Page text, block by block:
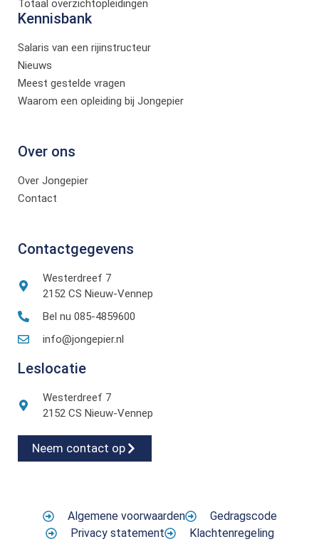
Totaal overzichtopleidingen
Kennisbank
Salaris van een rijinstructeur
Nieuws
Meest gestelde vragen
Waarom een opleiding bij Jongepier
Over ons
Over Jongepier
Contact
Contactgegevens
Westerdreef 7
2152 CS Nieuw-Vennep
Bel nu 085-4859600
info@jongepier.nl
Leslocatie
Westerdreef 7
2152 CS Nieuw-Vennep
Neem contact op
Algemene voorwaarden
Gedragscode
Privacy statement
Klachtenregeling